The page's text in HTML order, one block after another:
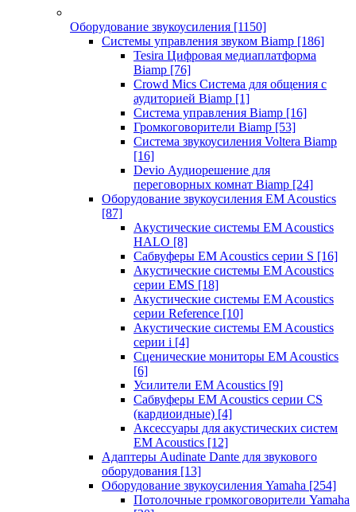
Оборудование звукоусиления [1150]
Системы управления звуком Biamp [186]
Tesira Цифровая медиаплатформа
Biamp [76]
Crowd Mics Система для общения с
аудиторией Biamp [1]
Система управления Biamp [16]
Громкоговорители Biamp [53]
Система звукоусиления Voltera Biamp
[16]
Devio Аудиорешение для
переговорных комнат Biamp [24]
Оборудование звукоусиления EM Acoustics
[87]
Акустические системы EM Acoustics
HALO [8]
Сабвуферы EM Acoustics серии S [16]
Акустические системы EM Acoustics
серии EMS [18]
Акустические системы EM Acoustics
серии Reference [10]
Акустические системы EM Acoustics
серии i [4]
Сценические мониторы EM Acoustics
[6]
Усилители EM Acoustics [9]
Сабвуферы EM Acoustics серии CS
(кардиоидные) [4]
Аксессуары для акустических систем
EM Acoustics [12]
Адаптеры Audinate Dante для звукового
оборудования [13]
Оборудование звукоусиления Yamaha [254]
Потолочные громкоговорители Yamaha